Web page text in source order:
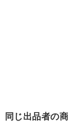
同じ出品者の